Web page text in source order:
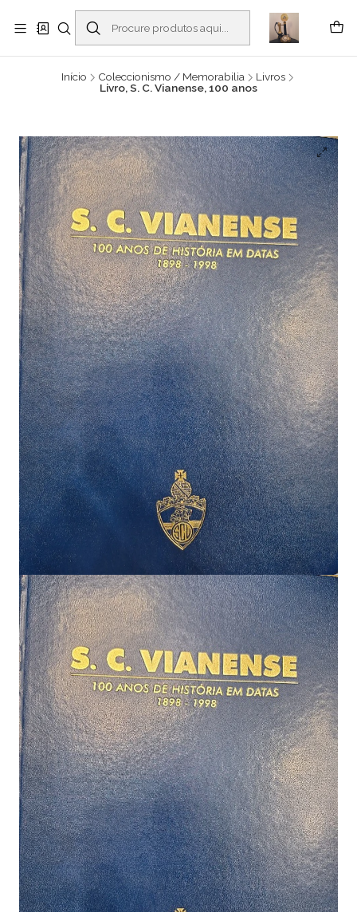
Buscantiguidades - Leilões. Colecionismo e antiguidades em Viana do
Castelo -
Ler mais
Início Coleccionismo / Memorabilia
Livros
Livro, S. C. Vianense, 100 anos